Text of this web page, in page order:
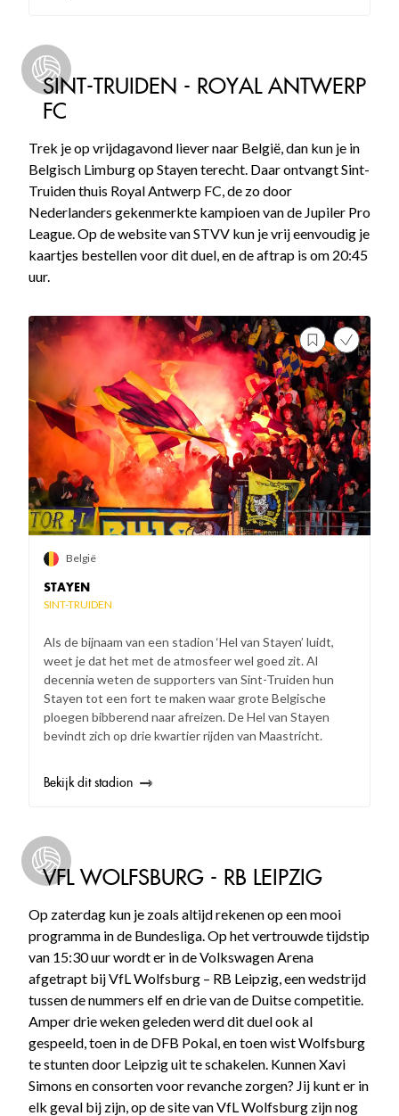
SINT-TRUIDEN - ROYAL ANTWERP
FC
Trek je op vrijdagavond liever naar België, dan kun je in
Belgisch Limburg op Stayen terecht. Daar ontvangt Sint-
Truiden thuis Royal Antwerp FC, de zo door
Nederlanders gekenmerkte kampioen van de Jupiler Pro
League. Op de website van STVV kun je vrij eenvoudig je
kaartjes bestellen voor dit duel, en de aftrap is om 20:45
uur.
STAYEN
SINT-TRUIDEN
Als de bijnaam van een stadion ‘Hel van Stayen’ luidt,
weet je dat het met de atmosfeer wel goed zit. Al
decennia weten de supporters van Sint-Truiden hun
Stayen tot een fort te maken waar grote Belgische
ploegen bibberend naar afreizen. De Hel van Stayen
bevindt zich op drie kwartier rijden van Maastricht.
België
Bekijk dit stadion
VFL WOLFSBURG - RB LEIPZIG
Op zaterdag kun je zoals altijd rekenen op een mooi
programma in de Bundesliga. Op het vertrouwde tijdstip
van 15:30 uur wordt er in de Volkswagen Arena
afgetrapt bij VfL Wolfsburg – RB Leipzig, een wedstrijd
tussen de nummers elf en drie van de Duitse competitie.
Amper drie weken geleden werd dit duel ook al
gespeeld, toen in de DFB Pokal, en toen wist Wolfsburg
te stunten door Leipzig uit te schakelen. Kunnen Xavi
Simons en consorten voor revanche zorgen? Jij kunt er in
elk geval bij zijn, op de site van VfL Wolfsburg zijn nog